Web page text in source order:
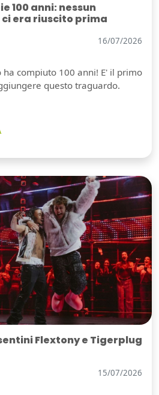
100 anni: nessun
era riuscito prima
16/07/2026
ha compiuto 100 anni! E' il primo
questo traguardo.
Flextony e Tigerplug
15/07/2026